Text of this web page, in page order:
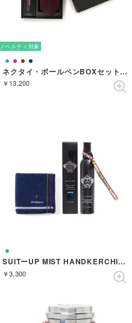
ノベルティ対象
ネクタイ・ボールペンBOXセット ソリッド （ワイン）
￥13,200
SUITーUP MIST HANDKERCHIEF GIFT SET【返品不可商品】 （AZZURRO）
￥3,300